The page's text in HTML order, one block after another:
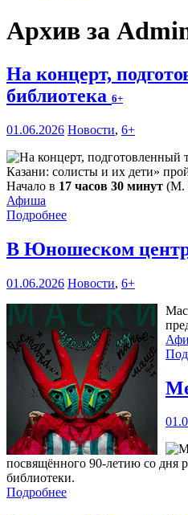
Архив за
На концерт,
библиотека 6+
01.06.2026 Новости, 6+
Казани: солисты и их дети»
Начало в 17 часов 30 минут (М.
Афиша
Подробнее
В Юношеском
01.06.2026 Новости, 6+
посвящённого 90-летию со дня
библиотеки.
Подробнее